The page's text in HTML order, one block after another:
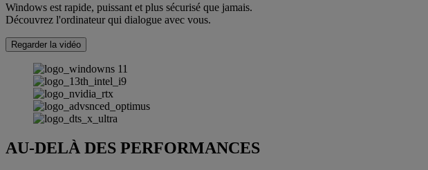
Windows est rapide, puissant et plus sécurisé que jamais.
Découvrez l'ordinateur qui dialogue avec vous.
Regarder la vidéo
AU-DELÀ DES PERFORMANCES